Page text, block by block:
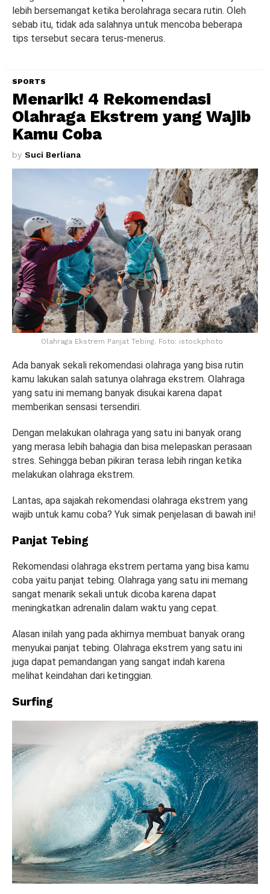
lebih bersemangat ketika berolahraga secara rutin. Oleh
sebab itu, tidak ada salahnya untuk mencoba beberapa
tips tersebut secara terus-menerus.
SPORTS
Menarik! 4 Rekomendasi
Olahraga Ekstrem yang Wajib
Kamu Coba
by Suci Berliana
Olahraga Ekstrem Panjat Tebing. Foto: istockphoto
Ada banyak sekali rekomendasi olahraga yang bisa rutin
kamu lakukan salah satunya olahraga ekstrem. Olahraga
yang satu ini memang banyak disukai karena dapat
memberikan sensasi tersendiri.
Dengan melakukan olahraga yang satu ini banyak orang
yang merasa lebih bahagia dan bisa melepaskan perasaan
stres. Sehingga beban pikiran terasa lebih ringan ketika
melakukan olahraga ekstrem.
Lantas, apa sajakah rekomendasi olahraga ekstrem yang
wajib untuk kamu coba? Yuk simak penjelasan di bawah ini!
Panjat Tebing
Rekomendasi olahraga ekstrem pertama yang bisa kamu
coba yaitu panjat tebing. Olahraga yang satu ini memang
sangat menarik sekali untuk dicoba karena dapat
meningkatkan adrenalin dalam waktu yang cepat.
Alasan inilah yang pada akhirnya membuat banyak orang
menyukai panjat tebing. Olahraga ekstrem yang satu ini
juga dapat pemandangan yang sangat indah karena
melihat keindahan dari ketinggian.
Surfing